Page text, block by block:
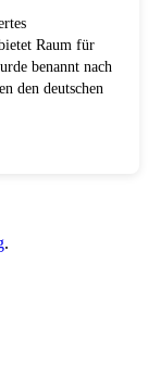
Raum für
benannt nach
den deutschen
.